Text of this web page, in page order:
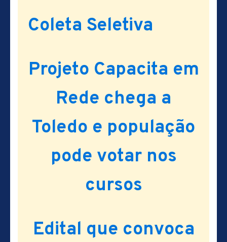
Coleta Seletiva
Projeto Capacita em
Rede chega a
Toledo e população
pode votar nos
cursos
Edital que convoca